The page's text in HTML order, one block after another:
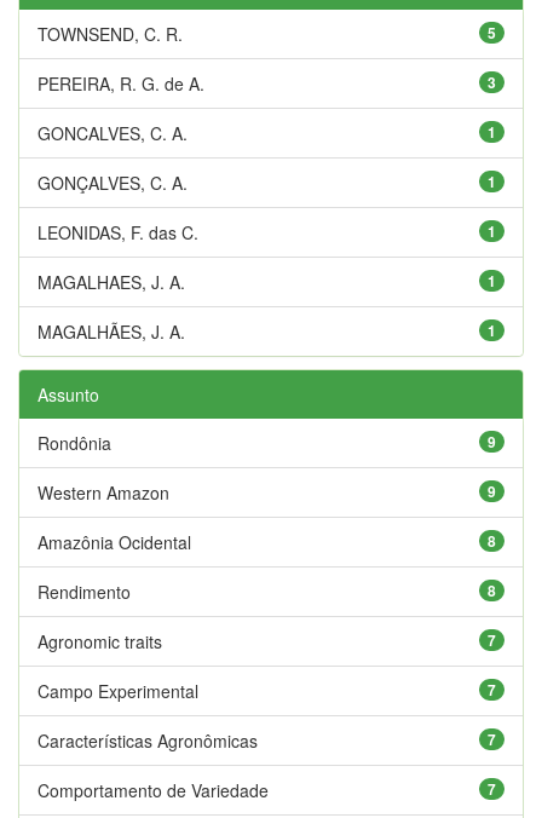
5
TOWNSEND, C. R.
3
PEREIRA, R. G. de A.
1
GONCALVES, C. A.
1
GONÇALVES, C. A.
1
LEONIDAS, F. das C.
1
MAGALHAES, J. A.
1
MAGALHÃES, J. A.
Assunto
9
Rondônia
9
Western Amazon
8
Amazônia Ocidental
8
Rendimento
7
Agronomic traits
7
Campo Experimental
7
Características Agronômicas
7
Comportamento de Variedade